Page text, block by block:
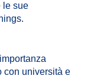
le sue
con università e